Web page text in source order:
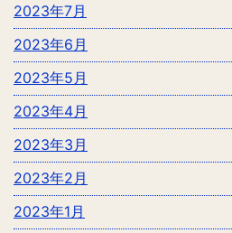
2023年7月
2023年6月
2023年5月
2023年4月
2023年3月
2023年2月
2023年1月